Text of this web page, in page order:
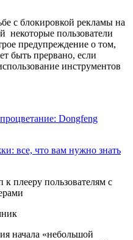
с блокировкой рекламы на
некоторые пользователи
предупреждение о том,
быть прервано, если
инструментов
Dongfeng
все, что вам нужно знать
начала «небольшой